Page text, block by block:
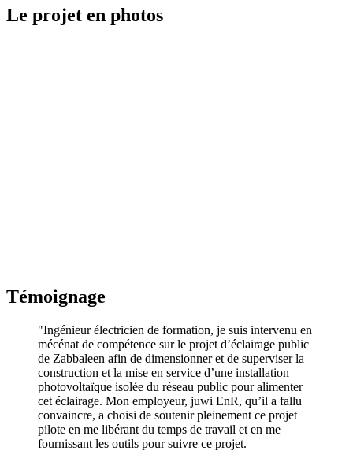
Le projet en photos
Témoignage
"Ingénieur électricien de formation, je suis intervenu en
mécénat de compétence sur le projet d’éclairage public
de Zabbaleen afin de dimensionner et de superviser la
construction et la mise en service d’une installation
photovoltaïque isolée du réseau public pour alimenter
cet éclairage. Mon employeur, juwi EnR, qu’il a fallu
convaincre, a choisi de soutenir pleinement ce projet
pilote en me libérant du temps de travail et en me
fournissant les outils pour suivre ce projet.